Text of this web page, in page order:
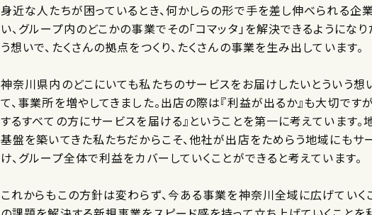
身近な人たちが困っているとき、何かしらの形で手を差し伸べられる企
い、グループ内のどこかの事業でその「コマッタ」を解決できるようになり
う想いで、たくさんの拠点をつくり、たくさんの事業を生み出しています。
神奈川県内のどこにいても私たちのサービスをお届けしたいとういう想
て、事業所を増やしてきました。出店の際は『利益が出るか』も大切ですが
するすべての方にサービスを届ける』ということを第一に考えています。
基盤を築いてきた私たちだからこそ、他社が出店をためらう地域にもサ
け、グループ全体で利益をカバーしていくことができると考えています。
これからもこの方針は変わらず、今ある事業を神奈川全域に広げていく